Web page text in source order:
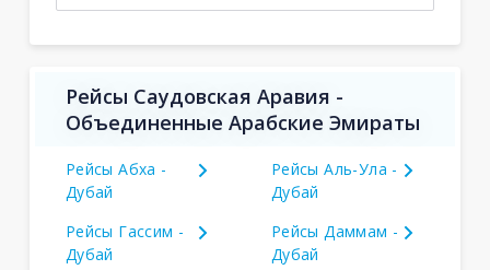
Рейсы Саудовская Аравия -
Объединенные Арабские Эмираты
Рейсы Абха -
Дубай
Рейсы Аль-Ула -
Дубай
Рейсы Гассим -
Дубай
Рейсы Даммам -
Дубай